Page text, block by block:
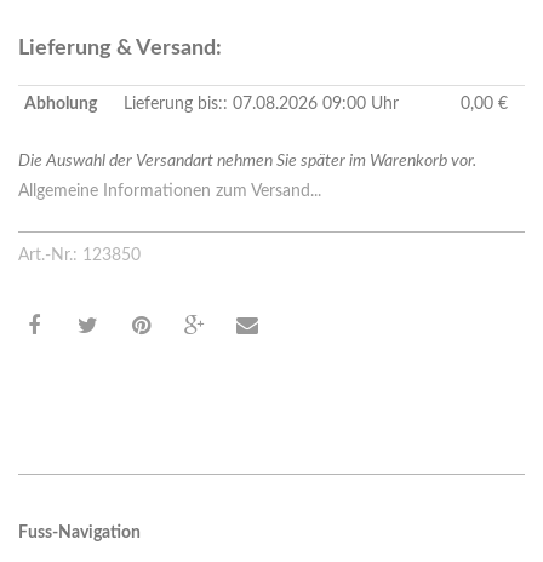
Lieferung & Versand:
Abholung Lieferung bis:: 07.08.2026 09:00 Uhr 0,00 €
Die Auswahl der Versandart nehmen Sie später im Warenkorb vor.
Allgemeine Informationen zum Versand...
Art.-Nr.: 123850
Fuss-Navigation